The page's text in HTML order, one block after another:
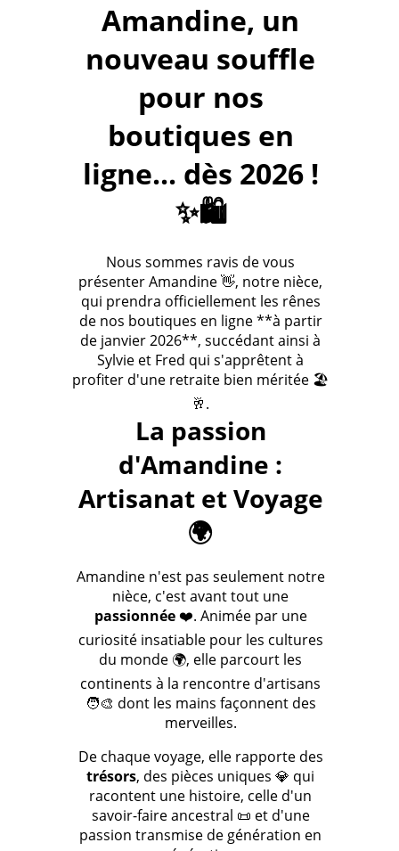
Amandine, un
nouveau souffle
pour nos
boutiques en
ligne... dès 2026 !
✨🛍️
Nous sommes ravis de vous
présenter Amandine 👋, notre nièce,
qui prendra officiellement les rênes
de nos boutiques en ligne **à partir
de janvier 2026**, succédant ainsi à
Sylvie et Fred qui s'apprêtent à
profiter d'une retraite bien méritée 🏖️
🥂.
La passion
d'Amandine :
Artisanat et Voyage
🌍
Amandine n'est pas seulement notre
nièce, c'est avant tout une
passionnée❤️. Animée par une
curiosité insatiable pour les cultures
du monde 🌍, elle parcourt les
continents à la rencontre d'artisans
🧑‍🎨 dont les mains façonnent des
merveilles.
De chaque voyage, elle rapporte des
trésors, des pièces uniques 💎 qui
racontent une histoire, celle d'un
savoir-faire ancestral 📜 et d'une
passion transmise de génération en